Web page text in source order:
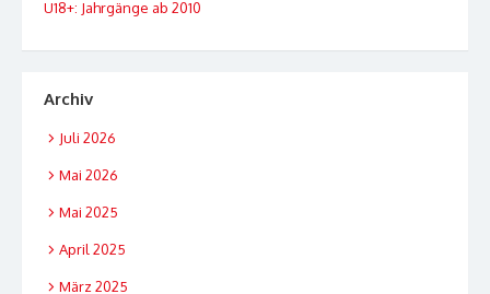
U18+: Jahrgänge ab 2010
Archiv
Juli 2026
Mai 2026
Mai 2025
April 2025
März 2025